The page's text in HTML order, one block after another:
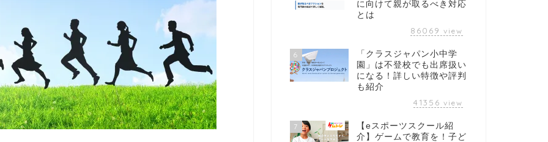
に向けて親が取るべき対応
とは
86069 view
6
「クラスジャパン小中学
園」は不登校でも出席扱い
になる！詳しい特徴や評判
も紹介
41356 view
7
【eスポーツスクール紹
介】ゲームで教育を！子ど